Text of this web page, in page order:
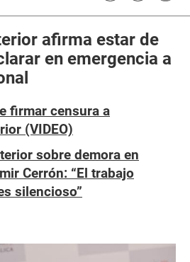
afirma estar de
en emergencia a
firmar censura a
(VIDEO)
sobre demora en
Cerrón: “El trabajo
silencioso”